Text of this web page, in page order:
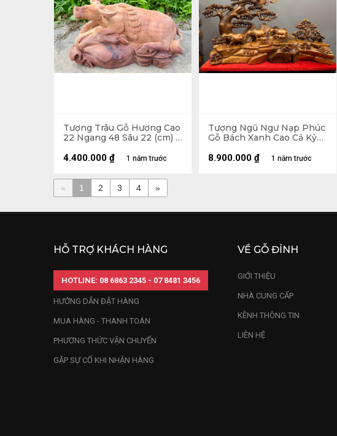
Tượng Trâu Gỗ Hương Cao
22 Ngang 48 Sâu 22 (cm) -
1 năm trước
4.400.000 ₫
Tượng Ngũ Ngư Nạp Phúc
Gỗ Bách Xanh Cao Cả Kỷ
Cao 11 (cm)
1 năm trước
8.900.000 ₫
« 1 2 3 4 »
HỖ TRỢ KHÁCH HÀNG
HOTLINE: 08 6863 2345 - 07 8481 3456
HƯỚNG DẪN ĐẶT HÀNG
MUA HÀNG - THANH TOÁN
PHƯƠNG THỨC VẬN CHUYỂN
GẶP SỰ CỐ KHI NHẬN HÀNG
VỀ GỖ ĐỈNH
GIỚI THIỆU
NHÀ CUNG CẤP
KÊNH THÔNG TIN
LIÊN HỆ